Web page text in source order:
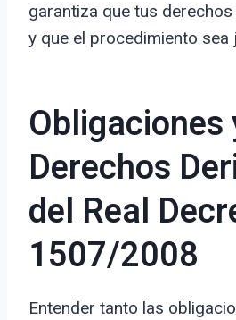
garantiza que tus
y que el procedimiento sea
Obligaciones
Derechos
del Real
1507/2008
Entender tanto las